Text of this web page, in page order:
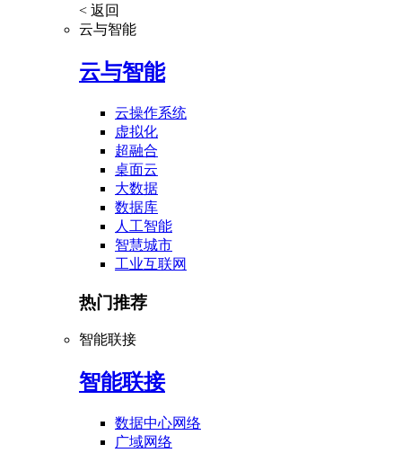
< 返回
云与智能
云与智能
云操作系统
虚拟化
超融合
桌面云
大数据
数据库
人工智能
智慧城市
工业互联网
热门推荐
智能联接
智能联接
数据中心网络
广域网络